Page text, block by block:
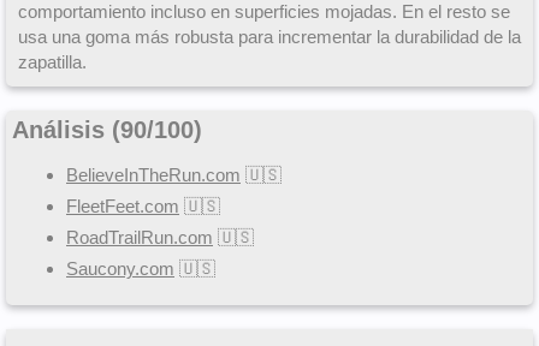
comportamiento incluso en superficies mojadas. En el resto se
usa una goma más robusta para incrementar la durabilidad de la
zapatilla.
Análisis (90/100)
BelieveInTheRun.com 🇺🇸
FleetFeet.com 🇺🇸
RoadTrailRun.com 🇺🇸
Saucony.com 🇺🇸